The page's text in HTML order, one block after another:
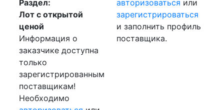
Раздел:
Лот с открытой
ценой
Информация о
заказчике доступна
только
зарегистрированным
поставщикам!
Необходимо
авторизоваться или
зарегистрироваться
и заполнить профиль
поставщика.